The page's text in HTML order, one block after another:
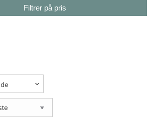
Filtrer på pris